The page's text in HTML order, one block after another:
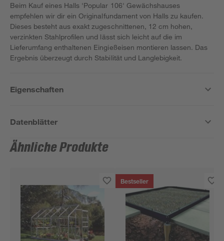
Beim Kauf eines Halls 'Popular 106' Gewächshauses
empfehlen wir dir ein Originalfundament von Halls zu kaufen.
Dieses besteht aus exakt zugeschnittenen, 12 cm hohen,
verzinkten Stahlprofilen und lässt sich leicht auf die im
Lieferumfang enthaltenen Eingießeisen montieren lassen. Das
Ergebnis überzeugt durch Stabilität und Langlebigkeit.
Eigenschaften
Datenblätter
Ähnliche Produkte
Bestseller